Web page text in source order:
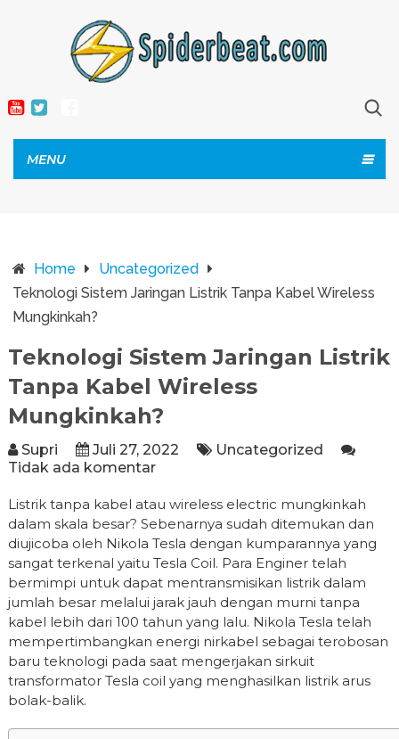
MENU
Home
Uncategorized
Teknologi Sistem Jaringan Listrik Tanpa Kabel Wireless
Mungkinkah?
Teknologi Sistem Jaringan Listrik
Tanpa Kabel Wireless
Mungkinkah?
Supri Juli 27, 2022
Uncategorized
Tidak ada komentar
Listrik tanpa kabel atau wireless electric mungkinkah
dalam skala besar? Sebenarnya sudah ditemukan dan
diujicoba oleh Nikola Tesla dengan kumparannya yang
sangat terkenal yaitu Tesla Coil. Para Enginer telah
bermimpi untuk dapat mentransmisikan listrik dalam
jumlah besar melalui jarak jauh dengan murni tanpa
kabel lebih dari 100 tahun yang lalu. Nikola Tesla telah
mempertimbangkan energi nirkabel sebagai terobosan
baru teknologi pada saat mengerjakan sirkuit
transformator Tesla coil yang menghasilkan listrik arus
bolak-balik.